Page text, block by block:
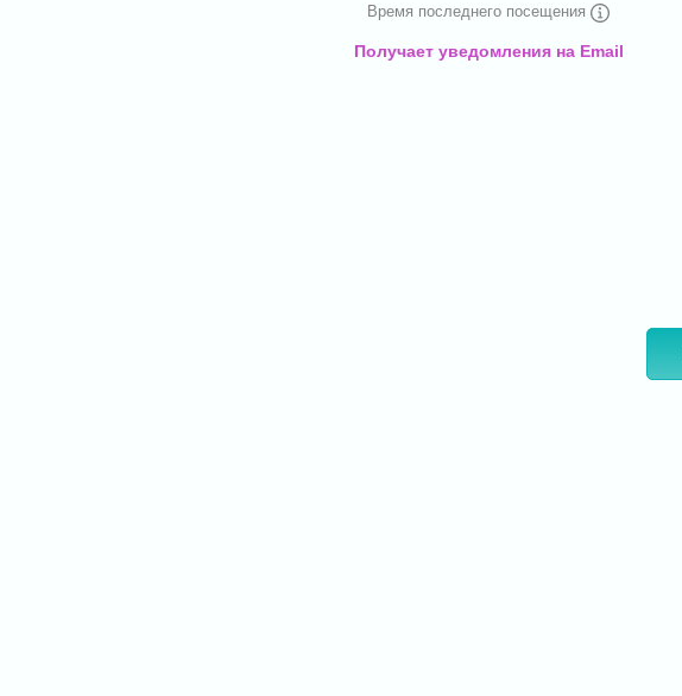
Время последнего посещения
Получает уведомления на Email